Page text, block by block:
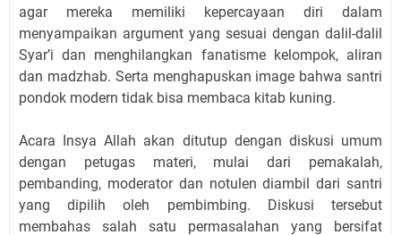
agar mereka memiliki kepercayaan diri dalam
menyampaikan argument yang sesuai dengan dalil-dalil
Syar’i dan menghilangkan fanatisme kelompok, aliran
dan madzhab. Serta menghapuskan image bahwa santri
pondok modern tidak bisa membaca kitab kuning.
Acara Insya Allah akan ditutup dengan diskusi umum
dengan petugas materi, mulai dari pemakalah,
pembanding, moderator dan notulen diambil dari santri
yang dipilih oleh pembimbing. Diskusi tersebut
membahas salah satu permasalahan yang bersifat